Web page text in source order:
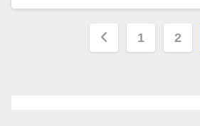
Paginación
1 2